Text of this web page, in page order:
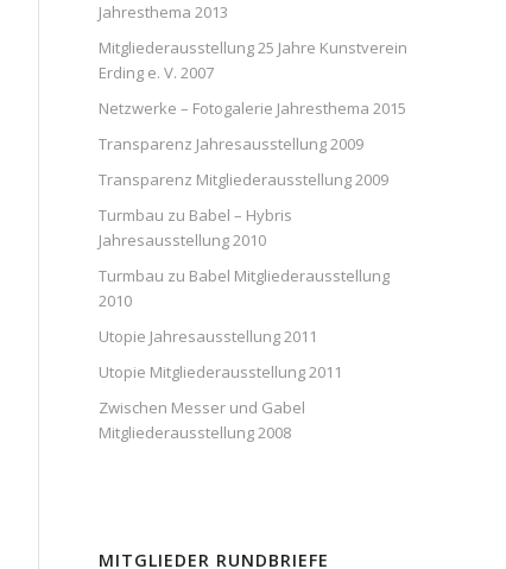
Jahresthema 2013
Mitgliederausstellung 25 Jahre Kunstverein
Erding e. V. 2007
Netzwerke – Fotogalerie Jahresthema 2015
Transparenz Jahresausstellung 2009
Transparenz Mitgliederausstellung 2009
Turmbau zu Babel – Hybris
Jahresausstellung 2010
Turmbau zu Babel Mitgliederausstellung
2010
Utopie Jahresausstellung 2011
Utopie Mitgliederausstellung 2011
Zwischen Messer und Gabel
Mitgliederausstellung 2008
MITGLIEDER RUNDBRIEFE